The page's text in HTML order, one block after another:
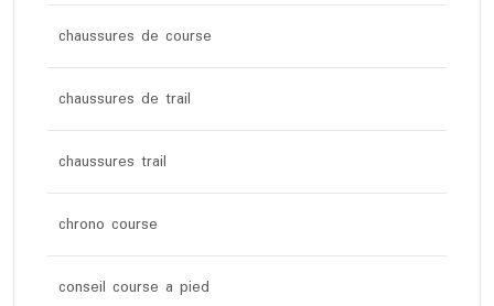
chaussures de course
chaussures de trail
chaussures trail
chrono course
conseil course a pied